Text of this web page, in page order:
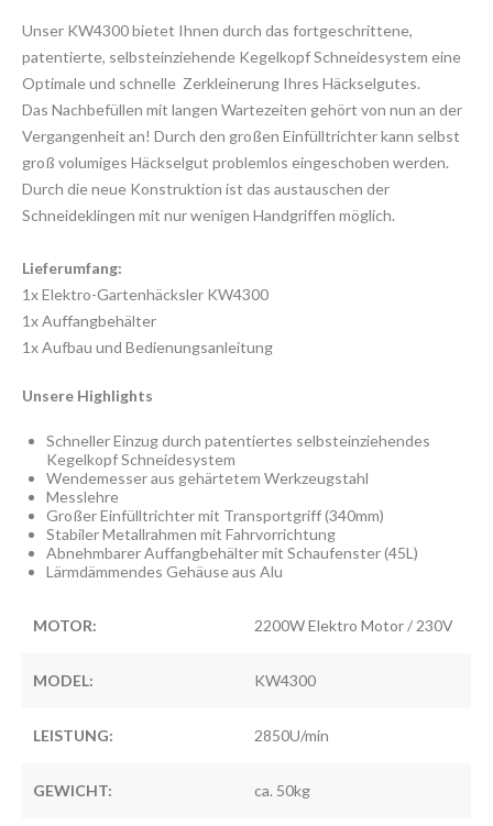
Unser KW4300 bietet Ihnen durch das fortgeschrittene,
patentierte, selbsteinziehende Kegelkopf Schneidesystem eine
Optimale und schnelle Zerkleinerung Ihres Häckselgutes.
Das Nachbefüllen mit langen Wartezeiten gehört von nun an der
Vergangenheit an! Durch den großen Einfülltrichter kann selbst
groß volumiges Häckselgut problemlos eingeschoben werden.
Durch die neue Konstruktion ist das austauschen der
Schneideklingen mit nur wenigen Handgriffen möglich.
Lieferumfang:
1x Elektro-Gartenhäcksler KW4300
1x Auffangbehälter
1x Aufbau und Bedienungsanleitung
Unsere Highlights
Schneller Einzug durch patentiertes selbsteinziehendes
Kegelkopf Schneidesystem
Wendemesser aus gehärtetem Werkzeugstahl
Messlehre
Großer Einfülltrichter mit Transportgriff (340mm)
Stabiler Metallrahmen mit Fahrvorrichtung
Abnehmbarer Auffangbehälter mit Schaufenster (45L)
Lärmdämmendes Gehäuse aus Alu
MOTOR: 2200W Elektro Motor / 230V
MODEL: KW4300
LEISTUNG: 2850U/min
GEWICHT: ca. 50kg